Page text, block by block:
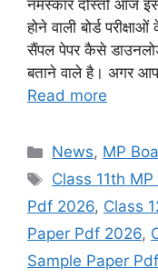
नमस्कार दोस्तों आज
होने वाली बोर्ड
सैंपल पेपर कैसे
बताने वाले है। अगर आप
Read more
Categories
News, MP
Tags
Class 11th
Pdf 2026, Class
Paper Pdf 2026,
Sample Paper